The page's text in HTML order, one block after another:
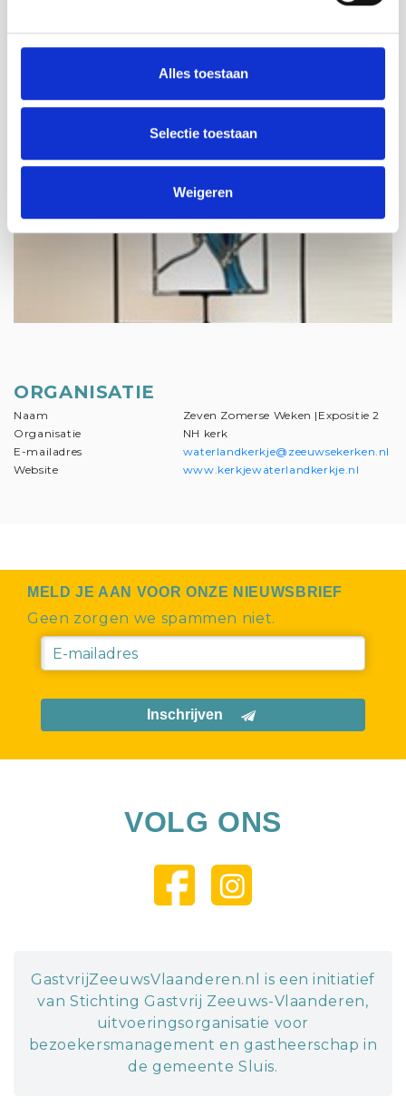
Alles toestaan
Selectie toestaan
Weigeren
ORGANISATIE
Naam
Zeven Zomerse Weken |Expositie 2
Organisatie
NH kerk
E-mailadres
waterlandkerkje@zeeuwsekerken.nl
Website
www.kerkjewaterlandkerkje.nl
MELD JE AAN VOOR ONZE NIEUWSBRIEF
Geen zorgen we spammen niet.
Inschrijven
VOLG ONS
GastvrijZeeuwsVlaanderen.nl is een initiatief
van Stichting Gastvrij Zeeuws-Vlaanderen,
uitvoeringsorganisatie voor
bezoekersmanagement en gastheerschap in
de gemeente Sluis.